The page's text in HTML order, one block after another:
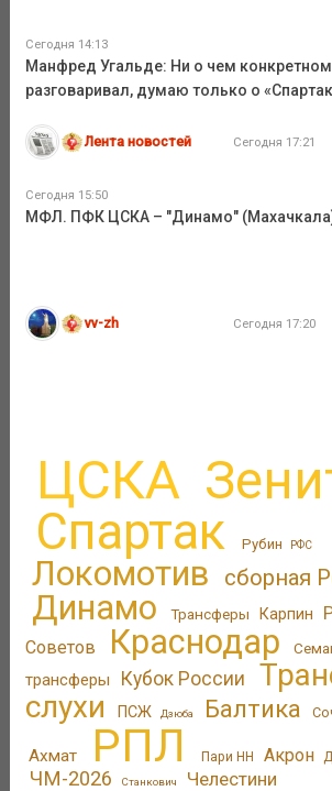
Сегодня 14:13
Манфред Угальде: Ни о чем конкретном
разговаривал, думаю только о
Лента новостей Сегодня 17:21
Сегодня 15:50
МФЛ. ПФК ЦСКА – "Динамо"
vv-zh Сегодня 17:20
ЦСКА
Спартак Рубин РФС
Локомотив сборная
Динамо Трансферы Карпин
Советов
Краснодар
трансферы
Кубок России
слухи
ПСЖ Дзюба Балтика
Ахмат РПЛ Пари НН Акрон
ЧМ-2026 Станкович Челестини